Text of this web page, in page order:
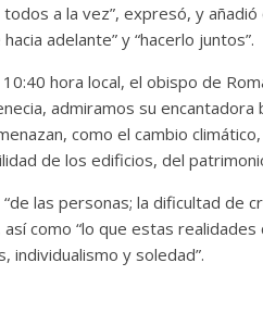
a la vez”, expresó, y
adelante” y “hacerlo juntos”.
hora local, el obispo de
admiramos su
como el cambio
de los edificios, del
las personas; la dificultad de
así como “lo que estas
individualismo y soledad”.